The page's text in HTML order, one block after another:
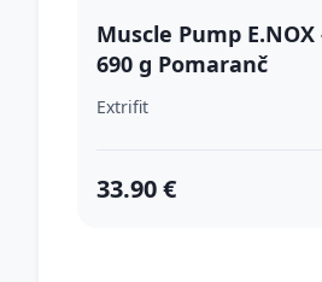
Muscle Pump
690 g Pomaranč
Extrifit
33.90 €